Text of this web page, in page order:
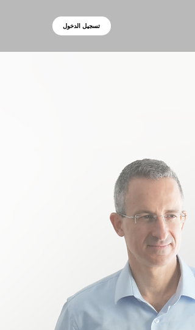
تسجيل الدخول